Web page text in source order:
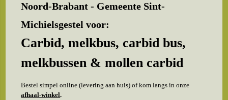
Noord-Brabant - Gemeente Sint-
Michielsgestel voor:
Carbid, melkbus, carbid bus,
melkbussen & mollen carbid
Bestel simpel online (levering aan huis) of kom langs in onze
afhaal-winkel.